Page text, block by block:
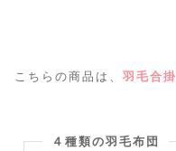
こちらの商品は、 羽毛合
４種類の羽毛布団